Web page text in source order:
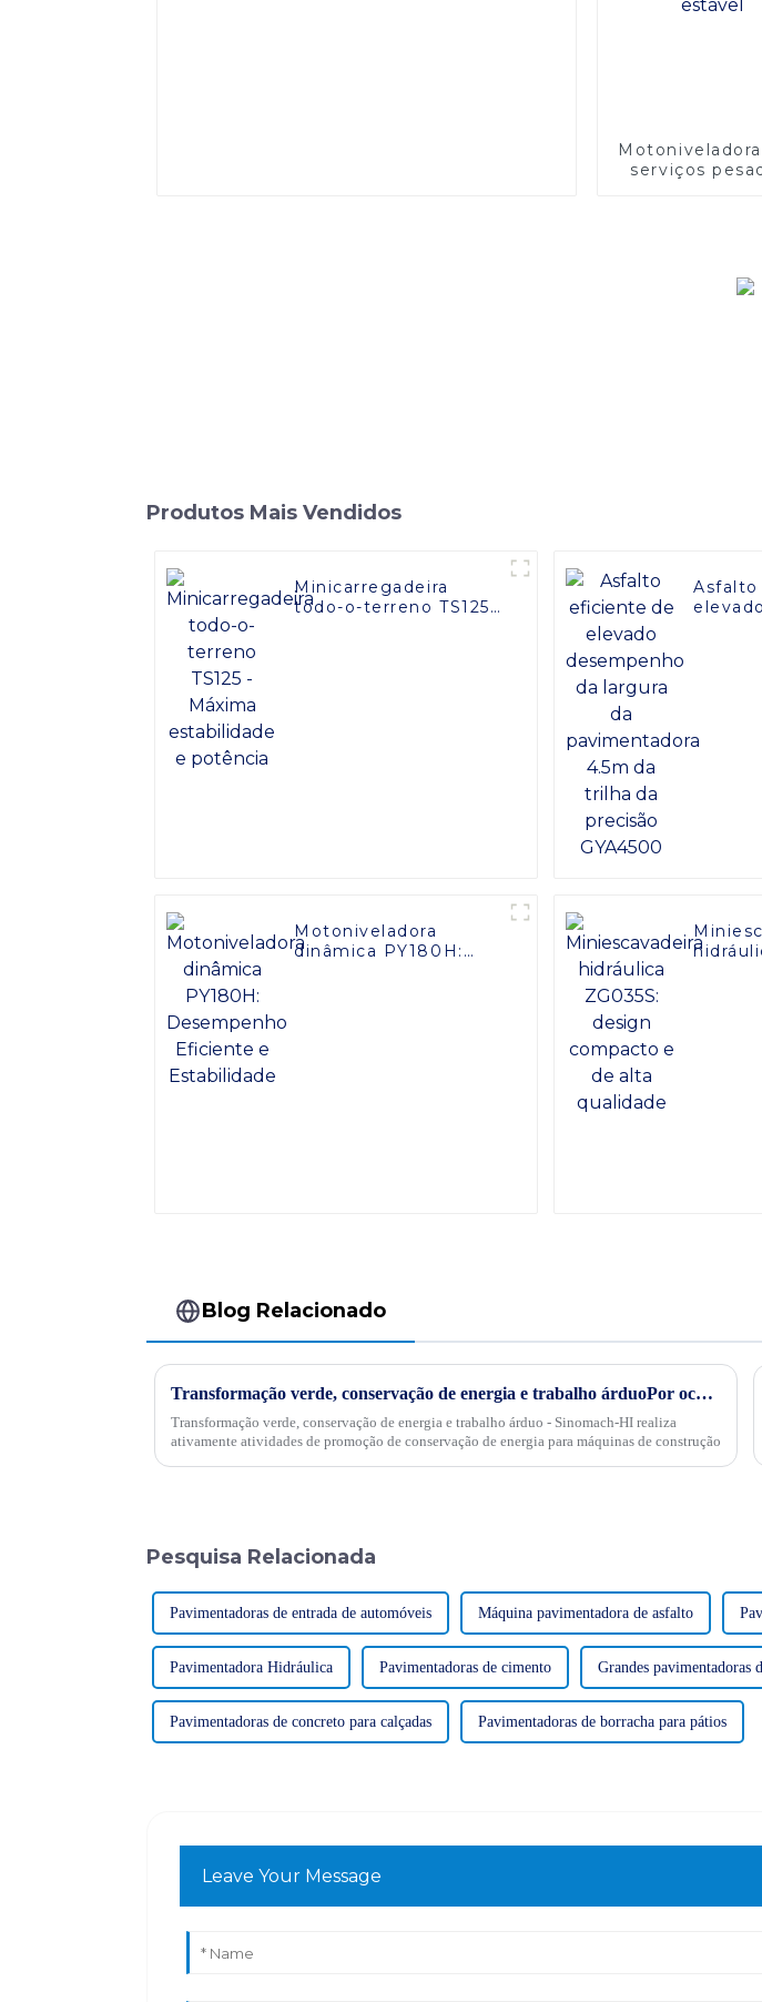
serviços
Produtos Mais Vendidos
Minicarregadeira
todo-o-terreno TS125 -
Motoniveladora
dinâmica PY180H:
Blog Relacionado
Transformação verde, conservação de energia e trabalho árduoPor ocasião da “34ª Semana Publicitária de Conservação de Energia” nacional de 2024, no dia 15 de maio, empresas internacionais realizaram projetos de energia
Transformação verde, conservação de energia e trabalho árduo - Sinomach-HI realiza
ativamente atividades de promoção de conservação de energia para máquinas de construção
Pesquisa Relacionada
Pavimentadoras de entrada de automóveis Máquina pavimentadora de asfalto
Pavimentadora Hidráulica Pavimentadoras de cimento Grandes pavimentadoras
Pavimentadoras de concreto para calçadas Pavimentadoras de borracha para pátios
Leave Your Message